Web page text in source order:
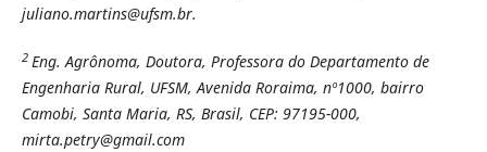
juliano.martins@ufsm.br.
2 Eng. Agrônoma, Doutora, Professora do Departamento de
Engenharia Rural, UFSM, Avenida Roraima, nº1000, bairro
Camobi, Santa Maria, RS, Brasil, CEP: 97195-000,
mirta.petry@gmail.com